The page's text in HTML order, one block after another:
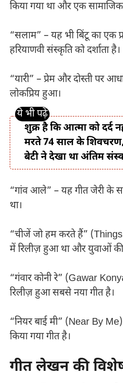
किया गया था और एक
“सलाम” – यह भी बिंटू का एक
हरियाणवी संस्कृति को दर्शाता है।
“यारी” – प्रेम और दोस्ती पर
लोकप्रिय हुआ।
शुक्र है कि आत्मा को दर्द
मरते 74 साल के शिवचरण,
बेटी ने देखा था अंतिम
“गांव आले” – यह गीत जेरी के
था।
“चीजें जो हम करते हैं”
में रिलीज़ हुआ था और युवाओं की
“गंवार कोनी रे” (Gawar
रिलीज़ हुआ सबसे नया गीत है।
“नियर बाई मी” (Near By
किया गया गीत है।
गीत लेखन की